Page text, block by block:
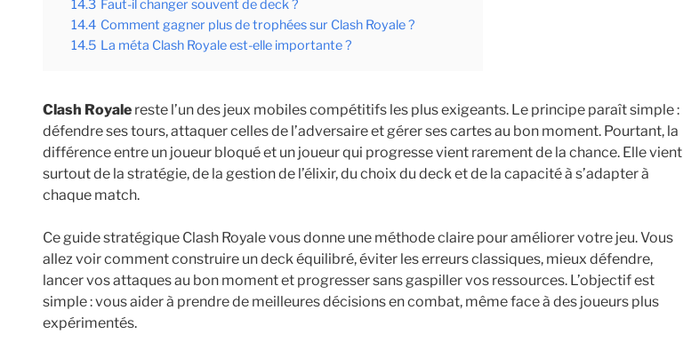
14.3 Faut-il changer souvent de deck ?
14.4 Comment gagner plus de trophées sur Clash Royale ?
14.5 La méta Clash Royale est-elle importante ?
Clash Royale reste l’un des jeux mobiles compétitifs les plus exigeants. Le principe paraît simple :
défendre ses tours, attaquer celles de l’adversaire et gérer ses cartes au bon moment. Pourtant, la
différence entre un joueur bloqué et un joueur qui progresse vient rarement de la chance. Elle vient
surtout de la stratégie, de la gestion de l’élixir, du choix du deck et de la capacité à s’adapter à
chaque match.
Ce guide stratégique Clash Royale vous donne une méthode claire pour améliorer votre jeu. Vous
allez voir comment construire un deck équilibré, éviter les erreurs classiques, mieux défendre,
lancer vos attaques au bon moment et progresser sans gaspiller vos ressources. L’objectif est
simple : vous aider à prendre de meilleures décisions en combat, même face à des joueurs plus
expérimentés.